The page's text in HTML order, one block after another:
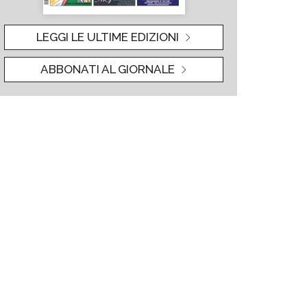
LEGGI LE ULTIME EDIZIONI
ABBONATI AL GIORNALE